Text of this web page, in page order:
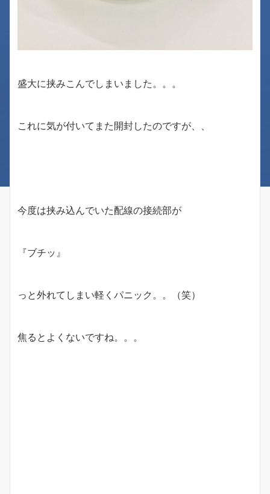
盛大に挟みこんでしまいました。。。
これに気が付いてまた開封したのですが、、
今度は挟み込んでいた配線の接続部が
『ブチッ』
っと外れてしまい軽くパニック。。（笑）
焦るとよくないですね。。。